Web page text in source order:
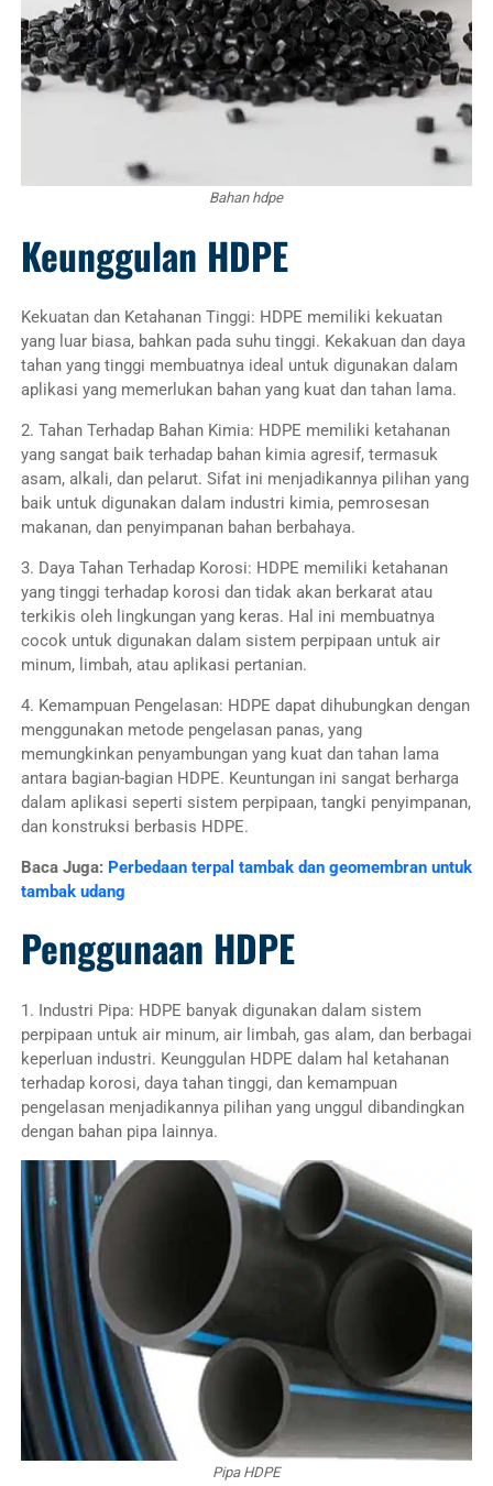
Bahan hdpe
Keunggulan HDPE
Kekuatan dan Ketahanan Tinggi: HDPE memiliki kekuatan
yang luar biasa, bahkan pada suhu tinggi. Kekakuan dan daya
tahan yang tinggi membuatnya ideal untuk digunakan dalam
aplikasi yang memerlukan bahan yang kuat dan tahan lama.
2. Tahan Terhadap Bahan Kimia: HDPE memiliki ketahanan
yang sangat baik terhadap bahan kimia agresif, termasuk
asam, alkali, dan pelarut. Sifat ini menjadikannya pilihan yang
baik untuk digunakan dalam industri kimia, pemrosesan
makanan, dan penyimpanan bahan berbahaya.
3. Daya Tahan Terhadap Korosi: HDPE memiliki ketahanan
yang tinggi terhadap korosi dan tidak akan berkarat atau
terkikis oleh lingkungan yang keras. Hal ini membuatnya
cocok untuk digunakan dalam sistem perpipaan untuk air
minum, limbah, atau aplikasi pertanian.
4. Kemampuan Pengelasan: HDPE dapat dihubungkan dengan
menggunakan metode pengelasan panas, yang
memungkinkan penyambungan yang kuat dan tahan lama
antara bagian-bagian HDPE. Keuntungan ini sangat berharga
dalam aplikasi seperti sistem perpipaan, tangki penyimpanan,
dan konstruksi berbasis HDPE.
Baca Juga: Perbedaan terpal tambak dan geomembran untuk
tambak udang
Penggunaan HDPE
1. Industri Pipa: HDPE banyak digunakan dalam sistem
perpipaan untuk air minum, air limbah, gas alam, dan berbagai
keperluan industri. Keunggulan HDPE dalam hal ketahanan
terhadap korosi, daya tahan tinggi, dan kemampuan
pengelasan menjadikannya pilihan yang unggul dibandingkan
dengan bahan pipa lainnya.
Pipa HDPE